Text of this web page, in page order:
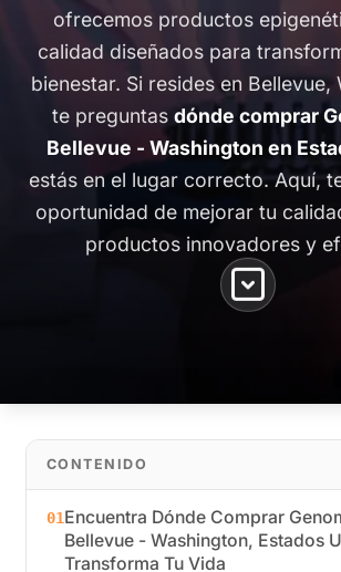
ofrecemos productos
calidad diseñados para
bienestar. Si resides en Bellevue,
te preguntas dónde comprar
Bellevue - Washington en
estás en el lugar correcto. Aquí,
oportunidad de mejorar tu
productos innovadores y
CONTENIDO
01Encuentra Dónde Comprar
Bellevue - Washington, Estados
Transforma Tu Vida